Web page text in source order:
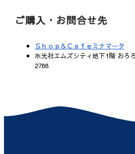
ご購入・お問合せ先
Ｓｈｏｐ＆Ｃａｆｅミナマータ
水光社エムズシティ地下1階 お
2788